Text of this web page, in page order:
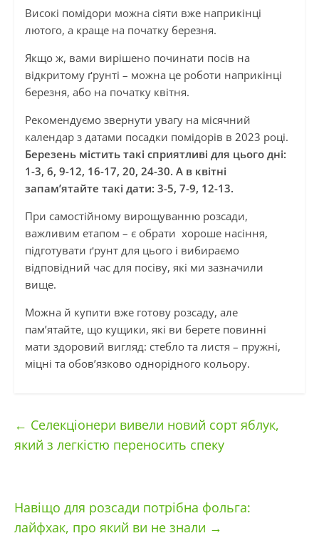
Високі помідори можна сіяти вже наприкінці
лютого, а краще на початку березня.
Якщо ж, вами вирішено починати посів на
відкритому ґрунті – можна це роботи наприкінці
березня, або на початку квітня.
Рекомендуємо звернути увагу на місячний
календар з датами посадки помідорів в 2023 році.
Березень містить такі сприятливі для цього дні:
1-3, 6, 9-12, 16-17, 20, 24-30. А в квітні
запам’ятайте такі дати: 3-5, 7-9, 12-13.
При самостійному вирощуванню розсади,
важливим етапом – є обрати хороше насіння,
підготувати ґрунт для цього і вибираємо
відповідний час для посіву, які ми зазначили
вище.
Можна й купити вже готову розсаду, але
пам’ятайте, що кущики, які ви берете повинні
мати здоровий вигляд: стебло та листя – пружні,
міцні та обов’язково однорідного кольору.
← Селекціонери вивели новий сорт яблук,
який з легкістю переносить спеку
Навіщо для розсади потрібна фольга:
лайфхак, про який ви не знали →